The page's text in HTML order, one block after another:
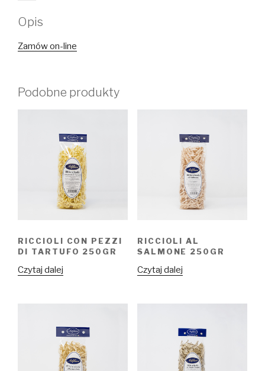
Opis
Zamów on-line
Podobne produkty
RICCIOLI CON PEZZI
DI TARTUFO 250GR
Czytaj dalej
RICCIOLI AL
SALMONE 250GR
Czytaj dalej